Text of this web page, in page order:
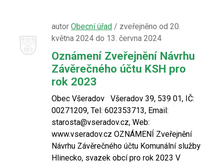
autorObecní úřad / zveřejněno od 20.
května 2024 do 13. června 2024
Oznámení Zveřejnění Návrhu
Závěrečného účtu KSH pro
rok 2023
Obec Všeradov Všeradov 39, 539 01, IČ:
00271209, Tel: 602353713, Email:
starosta@vseradov.cz, Web:
www.vseradov.cz OZNÁMENÍ Zveřejnění
Návrhu Závěrečného účtu Komunální služby
Hlinecko, svazek obcí pro rok 2023 V